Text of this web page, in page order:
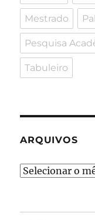
Mestrado
Pesquisa
Tabuleiro
ARQUIVOS
Arquivos